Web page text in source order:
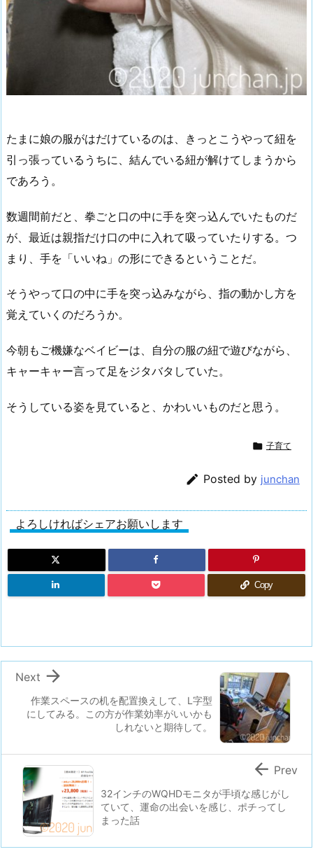
たまに娘の服がはだけているのは、きっとこうやって紐を
引っ張っているうちに、結んでいる紐が解けてしまうから
であろう。
数週間前だと、拳ごと口の中に手を突っ込んでいたものだ
が、最近は親指だけ口の中に入れて吸っていたりする。つ
まり、手を「いいね」の形にできるということだ。
そうやって口の中に手を突っ込みながら、指の動かし方を
覚えていくのだろうか。
今朝もご機嫌なベイビーは、自分の服の紐で遊びながら、
キャーキャー言って足をジタバタしていた。
そうしている姿を見ていると、かわいいものだと思う。
 子育て
 Posted by junchan
よろしければシェアお願いします
Copy
作業スペースの机を配置換えして、L字型
にしてみる。この方が作業効率がいいかも
しれないと期待して。

Next
32インチのWQHDモニタが手頃な感じがし
ていて、運命の出会いを感じ、ポチってし
まった話
 Prev